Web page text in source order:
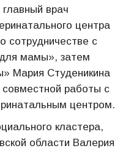
главный врач
центра
сотрудничестве с
мамы», затем
Мария Студеникина
работы с
центром.
кластера,
области Валерия